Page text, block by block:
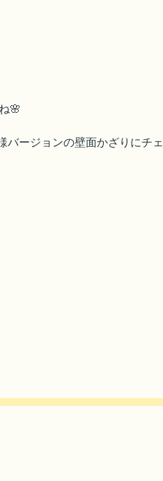
🌸
バージョンの壁面かざりにチェ